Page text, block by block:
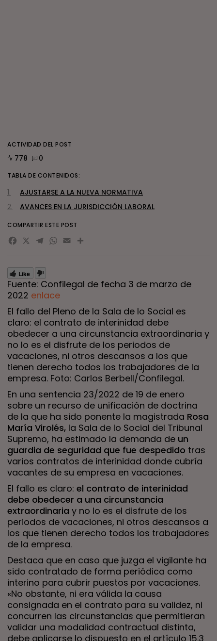
Like
Fuente: Confilegal de fecha 3 de marzo de
2022 enlace
El fallo del Pleno de la Sala de lo Social es
claro: el contrato de interinidad debe
obedecer a una circunstancia extraordinaria y
no lo es el disfrute de los periodos de
vacaciones, ni otros descansos a los que
tienen derecho todos los trabajadores de la
empresa. Foto: Carlos Berbell/Confilegal.
En una sentencia 23/2022 de 19 de enero
sobre un recurso de unificación de doctrina
de la que ha sido ponente la magistrada Rosa
María Virolés, la Sala de lo Social del Tribunal
Supremo, ha estimado la demanda de un
guardia de seguridad que fue despedido tras
varios contratos de interinidad donde cubría
vacantes de su empresa en vacaciones.
El fallo es claro: el contrato de interinidad
debe obedecer a una circunstancia
extraordinaria y no lo es el disfrute de los
periodos de vacaciones, ni otros descansos a
los que tienen derecho todos los trabajadores
de la empresa.
Destaca que en caso que juzga el vigilante ha
sido contratado de forma periódica como
interino para cubrir puestos por vacaciones.
«No obstante, ni era válida la causa
consignada en el contrato para su validez, ni
concurren las circunstancias que permitieran
validar una modalidad contractual distinta,
debe aplicarse lo dispuesto en el artículo 15.3
ACTIVIDAD DEL POST
778 0
TABLA DE CONTENIDOS:
AJUSTARSE A LA NUEVA NORMATIVA
AVANCES EN LA JURISDICCIÓN LABORAL
COMPARTIR ESTE POST
Facebook
X Telegram
WhatsApp
EmailCompartir